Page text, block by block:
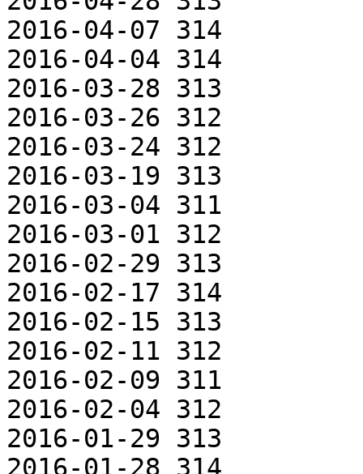
2016-04-07 314
2016-04-04 314
2016-03-28 313
2016-03-26 312
2016-03-24 312
2016-03-19 313
2016-03-04 311
2016-03-01 312
2016-02-29 313
2016-02-17 314
2016-02-15 313
2016-02-11 312
2016-02-09 311
2016-02-04 312
2016-01-29 313
2016-01-28 314